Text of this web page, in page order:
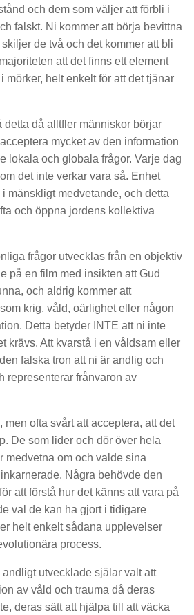
och dem som väljer att förbli i
falskt. Ni kommer att börja bevittna
de två och det kommer att bli
att det finns ett element
mörker, helt enkelt för att det tjänar
detta då alltfler människor börjar
mycket av den information
lokala och globala frågor. Varje dag
det inte verkar vara så. Enhet
mänskligt medvetande, och detta
och öppna jordens kollektiva
frågor utvecklas från en objektiv
på en film med insikten att Gud
och aldrig kommer att
krig, våld, oärlighet eller någon
Detta betyder INTE att ni inte
krävs. Att kvarstå i en våldsam eller
falska tron att ni är andlig och
representerar frånvaron av
men ofta svårt att acceptera, att det
De som lider och dör över hela
medvetna om och valde sina
Några behövde den
att förstå hur det känns att vara på
val de kan ha gjort i tidigare
helt enkelt sådana upplevelser
process.
utvecklade själar valt att
av våld och trauma då deras
deras sätt att hjälpa till att väcka